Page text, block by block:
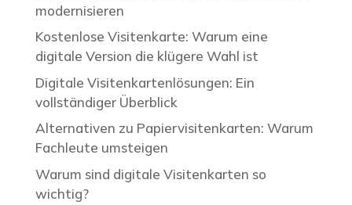
modernisieren
Kostenlose Visitenkarte: Warum eine
digitale Version die klügere Wahl ist
Digitale Visitenkartenlösungen: Ein
vollständiger Überblick
Alternativen zu Papiervisitenkarten: Warum
Fachleute umsteigen
Warum sind digitale Visitenkarten so
wichtig?